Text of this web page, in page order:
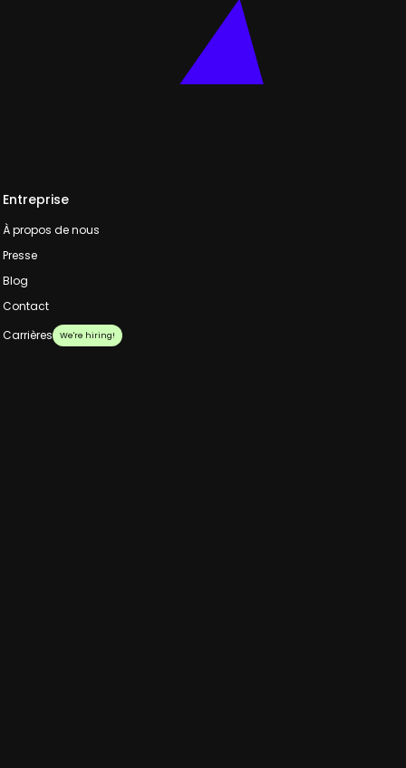
Entreprise
À propos de nous
Presse
Blog
Contact
Carrières
We're hiring!